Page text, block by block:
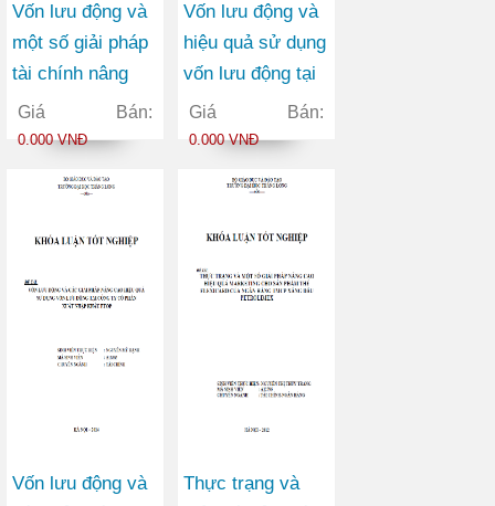
Vốn lưu động và
một số giải pháp
tài chính nâng
cao hiệu quả sử
dụng vốn lưu
Cổ phần May
Giá Bán:
0.000 VNĐ
Vốn lưu động và
hiệu quả sử dụng
vốn lưu động tại
công ty TNHH
vận tải container
Giá Bán:
0.000 VNĐ
Vốn lưu động và
Thực trạng và